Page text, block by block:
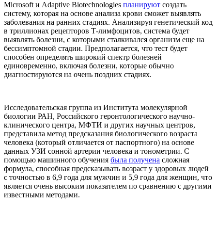
Microsoft и Adaptive Biotechnologies планируют создать
систему, которая на основе анализа крови сможет выявлять
заболевания на ранних стадиях. Анализируя генетический код
в триллионах рецепторов Т-лимфоцитов, система будет
выявлять болезни, с которыми сталкивался организм еще на
бессимптомной стадии. Предполагается, что тест будет
способен определять широкий спектр болезней
единовременно, включая болезни, которые обычно
диагностируются на очень поздних стадиях.
Исследовательская группа из Института молекулярной
биологии РАН, Российского геронтологического научно-
клинического центра, МФТИ и других научных центров,
представила метод предсказания биологического возраста
человека (который отличается от паспортного) на основе
данных УЗИ сонной артерии человека и тонометрии. С
помощью машинного обучения была получена сложная
формула, способная предсказывать возраст у здоровых людей
с точностью в 6,9 года для мужчин и 5,9 года для женщин, что
является очень высоким показателем по сравнению с другими
известными методами.